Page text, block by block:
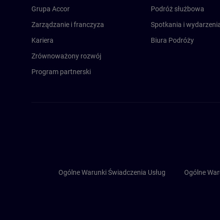
Grupa Accor
Zarządzanie i franczyza
Kariera
Zrównoważony rozwój
Program partnerski
Podróż służbowa
Spotkania i
Biura Podróży
Ogólne Warunki Świadczenia Usług Ogólne